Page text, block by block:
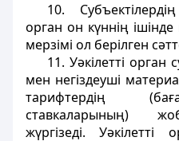
10.
орган он күннің
мерзімі ол берілген
11. Уәкілетті орган
мен негіздеуші
тарифтердің
ставкаларының)
жүргізеді. Уәкілетті